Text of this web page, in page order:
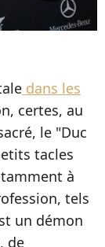
dans les
certes, au
le "Duc
tacles
à
tels
un démon
de